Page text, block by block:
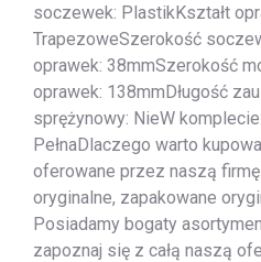
soczewek: PlastikKształt
TrapezoweSzerokość
oprawek: 38mmSzerokość
oprawek: 138mmDługość
sprężynowy: NieW
PełnaDlaczego warto
oferowane przez naszą
oryginalne, zapakowane
Posiadamy bogaty
zapoznaj się z całą naszą